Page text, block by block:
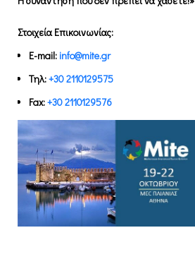
Στοιχεία Επικοινωνίας:
E-mail: info@mite.gr
Τηλ:+30 2110129575
Fax:+30 2110129576